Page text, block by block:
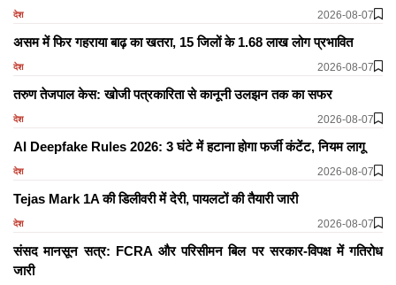
देश 2026-08-07
असम में फिर गहराया बाढ़ का खतरा, 15 जिलों के 1.68 लाख लोग प्रभावित
देश 2026-08-07
तरुण तेजपाल केस: खोजी पत्रकारिता से कानूनी उलझन तक का सफर
देश 2026-08-07
AI Deepfake Rules 2026: 3 घंटे में हटाना होगा फर्जी कंटेंट, नियम लागू
देश 2026-08-07
Tejas Mark 1A की डिलीवरी में देरी, पायलटों की तैयारी जारी
देश 2026-08-07
संसद मानसून सत्र: FCRA और परिसीमन बिल पर सरकार-विपक्ष में गतिरोध
जारी